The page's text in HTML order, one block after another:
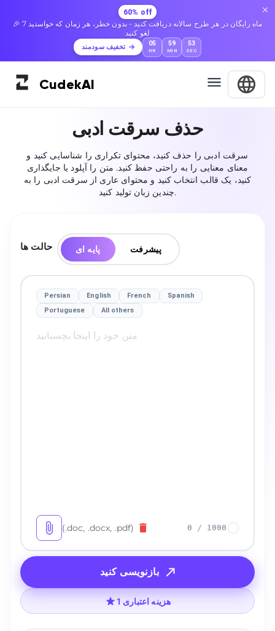
60% off
🎉 7 ماه رایگان در هر طرح سالانه دریافت کنید - بدون خطر، هر زمان که خواستید
لغو کنید
تخفیف سودمند 05
HR
59
MIN
52
SEC
CudekAI
حذف سرقت ادبی
سرقت ادبی را حذف کنید، محتوای تکراری را شناسایی کنید و
معنای معنایی را به راحتی حفظ کنید. متن را آپلود یا جایگذاری
کنید، یک قالب انتخاب کنید و محتوای عاری از سرقت ادبی را به
چندین زبان تولید کنید.
حالت ها پایه ای پیشرفت
Persian English French
Spanish
Portuguese
All others
(.doc, .docx, .pdf) 0 / 1000
بازنویسی کنید
1 هزینه اعتباری